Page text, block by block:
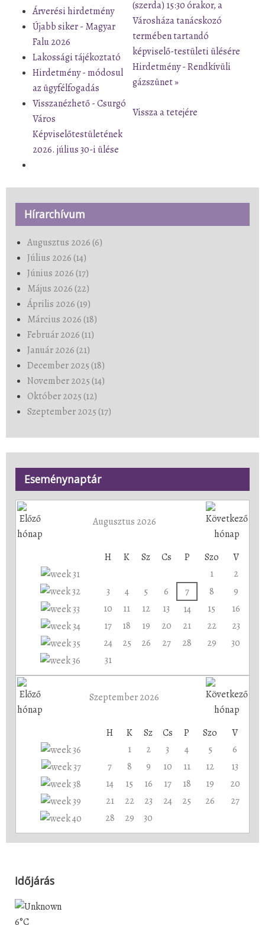
Árverési hirdetmény
Újabb siker - Magyar
Falu 2026
Lakossági tájékoztató
Hirdetmény - módosul
az ügyfélfogadás
Visszanézhető - Csurgó
Város
Képviselőtestületének
2026. július 30-i ülése
(szerda) 15:30 órakor, a
Városháza tanácskozó
termében tartandó
képviselő-testületi ülésére
Hirdetmény - Rendkívüli
gázszünet »
Vissza a tetejére
Hírarchívum
Augusztus 2026 (6)
Július 2026 (14)
Június 2026 (17)
Május 2026 (22)
Április 2026 (19)
Március 2026 (18)
Február 2026 (11)
Január 2026 (21)
December 2025 (18)
November 2025 (14)
Október 2025 (12)
Szeptember 2025 (17)
Eseménynaptár
Augusztus 2026
H K Sz Cs P Szo
V
1
2
3
4 5 6 7 8
9
10
11 12 13 14 15
16
17
18 19 20 21 22
23
24
25 26 27 28 29
30
31
Szeptember 2026
H K Sz Cs P Szo
V
1
2 3 4 5
6
7
8 9 10 11 12
13
14
15 16 17 18 19
20
21
22 23 24 25 26
27
28
29 30
Időjárás
6°C